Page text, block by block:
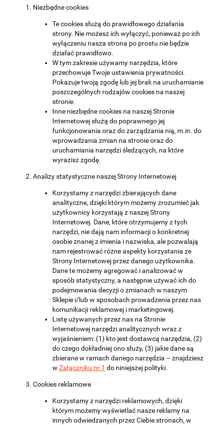
Niezbędne cookies
Te cookies służą do prawidłowego działania
strony. Nie możesz ich wyłączyć, ponieważ po ich
wyłączeniu nasza strona po prostu nie będzie
działać prawidłowo.
W tym zakresie używamy narzędzia, które
przechowuje Twoje ustawienia prywatności.
Pokazuje twoją zgodę lub jej brak na uruchamianie
poszczególnych rodzajów cookies na naszej
stronie.
Inne niezbędne cookies na naszej Stronie
Internetowej służą do poprawnego jej
funkcjonowania oraz do zarządzania nią, m.in. do
wprowadzania zmian na stronie oraz do
uruchamiania narzędzi śledzących, na które
wyrazisz zgodę.
Analizy statystyczne naszej Strony Internetowej
Korzystamy z narzędzi zbierających dane
analityczne, dzięki którym możemy zrozumieć jak
użytkownicy korzystają z naszej Strony
Internetowej. Dane, które otrzymujemy z tych
narzędzi, nie dają nam informacji o konkretnej
osobie znanej z imienia i nazwiska, ale pozwalają
nam rejestrować różne aspekty korzystania ze
Strony Internetowej przez danego użytkownika.
Dane te możemy agregować i analizować w
sposób statystyczny, a następnie używać ich do
podejmowania decyzji o zmianach w naszym
Sklepie i/lub w sposobach prowadzenia przez nas
komunikacji reklamowej i marketingowej.
Listę używanych przez nas na Stronie
Internetowej narzędzi analitycznych wraz z
wyjaśnieniem: (1) kto jest dostawcą narzędzia, (2)
do czego dokładniej ono służy, (3) jakie dane są
zbierane w ramach danego narzędzia – znajdziesz
w Załączniku nr 1 do niniejszej polityki.
Cookies reklamowe
Korzystamy z narzędzi reklamowych, dzięki
którym możemy wyświetlać nasze reklamy na
innych odwiedzanych przez Ciebie stronach, w